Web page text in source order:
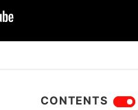
CONTENTS